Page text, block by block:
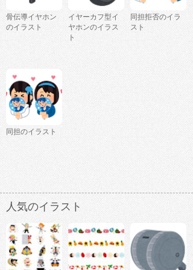
骨伝導イヤホン
のイラスト
イヤーカフ型イ
ヤホンのイラス
ト
同担拒否のイラ
スト
同担のイラスト
人気のイラスト